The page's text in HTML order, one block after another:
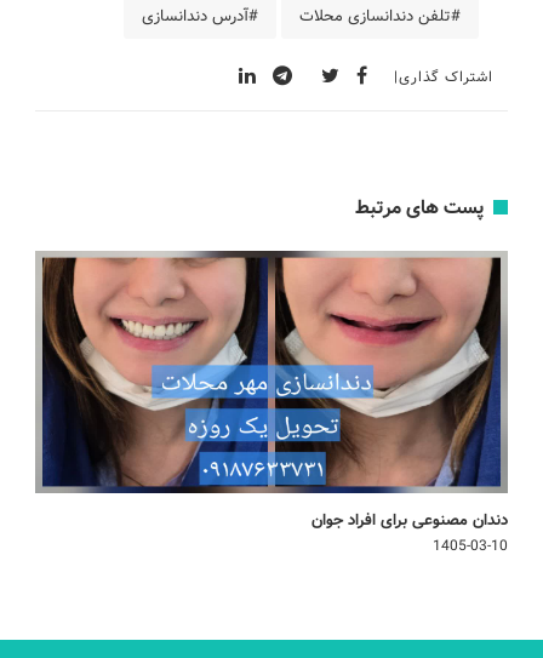
#تلفن دندانسازی محلات
#آدرس دندانسازی
اشتراک گذاری
پست های مرتبط
دندان مصنوعی برای افراد جوان
1405-03-10